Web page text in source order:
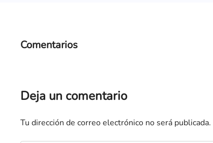
Comentarios
Deja un comentario
Tu dirección de correo electrónico no será publicada.